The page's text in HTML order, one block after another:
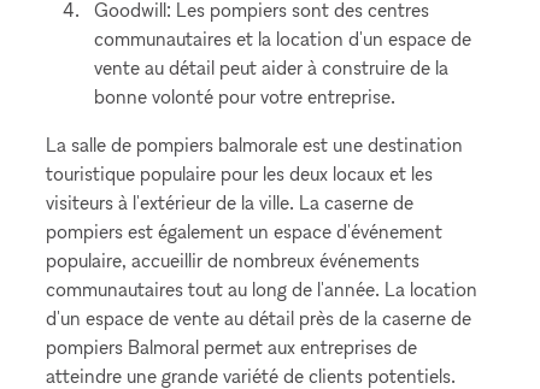
Goodwill: Les pompiers sont des centres
communautaires et la location d'un espace de
vente au détail peut aider à construire de la
bonne volonté pour votre entreprise.
La salle de pompiers balmorale est une destination
touristique populaire pour les deux locaux et les
visiteurs à l'extérieur de la ville. La caserne de
pompiers est également un espace d'événement
populaire, accueillir de nombreux événements
communautaires tout au long de l'année. La location
d'un espace de vente au détail près de la caserne de
pompiers Balmoral permet aux entreprises de
atteindre une grande variété de clients potentiels.